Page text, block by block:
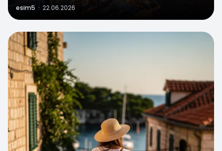
esim5 · 22.06.2026